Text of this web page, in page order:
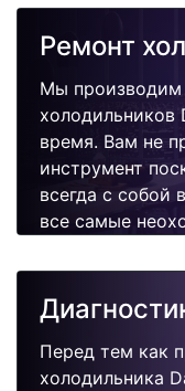
Ремонт
Мы производим
холодильников
время. Вам не
инструмент
всегда с собой
все самые
качественно и
Перед тем как
холодильника